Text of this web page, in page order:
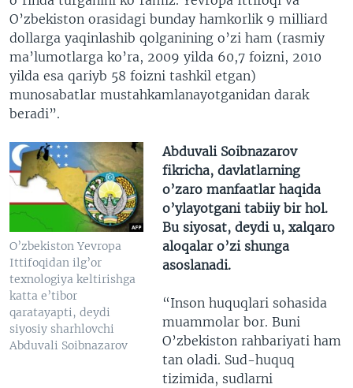
O’zbekiston orasidagi bunday hamkorlik 9 milliard
dollarga yaqinlashib qolganining o’zi ham (rasmiy
ma’lumotlarga ko’ra, 2009 yilda 60,7 foizni, 2010
yilda esa qariyb 58 foizni tashkil etgan)
munosabatlar mustahkamlanayotganidan darak
beradi”.
O’zbekiston Yevropa
Ittifoqidan ilg’or
texnologiya keltirishga
katta e’tibor
qaratayapti, deydi
siyosiy sharhlovchi
Abduvali Soibnazarov
Abduvali Soibnazarov
fikricha, davlatlarning
o’zaro manfaatlar haqida
o’ylayotgani tabiiy bir hol.
Bu siyosat, deydi u, xalqaro
aloqalar o’zi shunga
asoslanadi.
“Inson huquqlari sohasida
muammolar bor. Buni
O’zbekiston rahbariyati ham
tan oladi. Sud-huquq
tizimida, sudlarni